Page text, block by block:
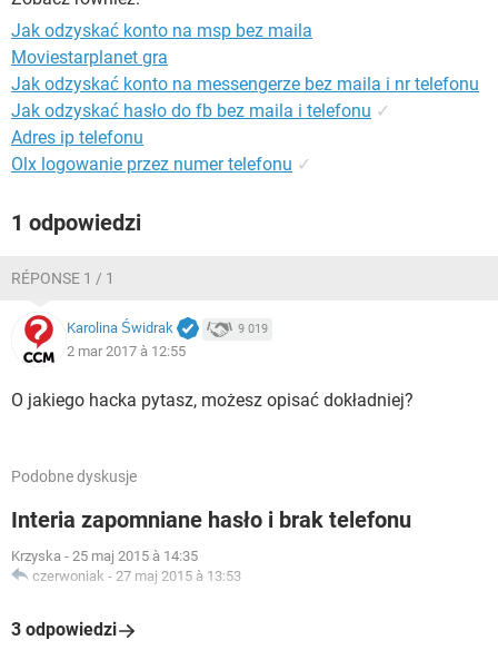
WINDOWS 10
Jak odzyskać konto na msp bez maila
Moviestarplanet gra
Jak odzyskać konto na messengerze bez maila i nr telefonu
Jak odzyskać hasło do fb bez maila i telefonu ✓
Adres ip telefonu
Olx logowanie przez numer telefonu ✓
1 odpowiedzi
RÉPONSE 1 / 1
Karolina Świdrak 9 019
2 mar 2017 à 12:55
O jakiego hacka pytasz, możesz opisać dokładniej?
Podobne dyskusje
Interia zapomniane hasło i brak telefonu
Krzyska - 25 maj 2015 à 14:35
czerwoniak - 27 maj 2015 à 13:53
3 odpowiedzi